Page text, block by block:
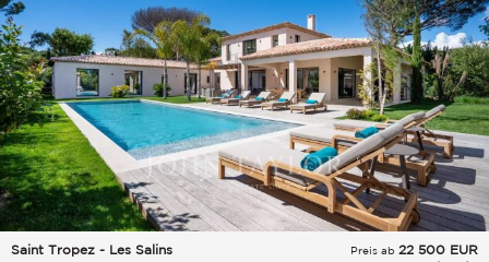
Saint Tropez - Les Salins Preis ab 22 500 EUR